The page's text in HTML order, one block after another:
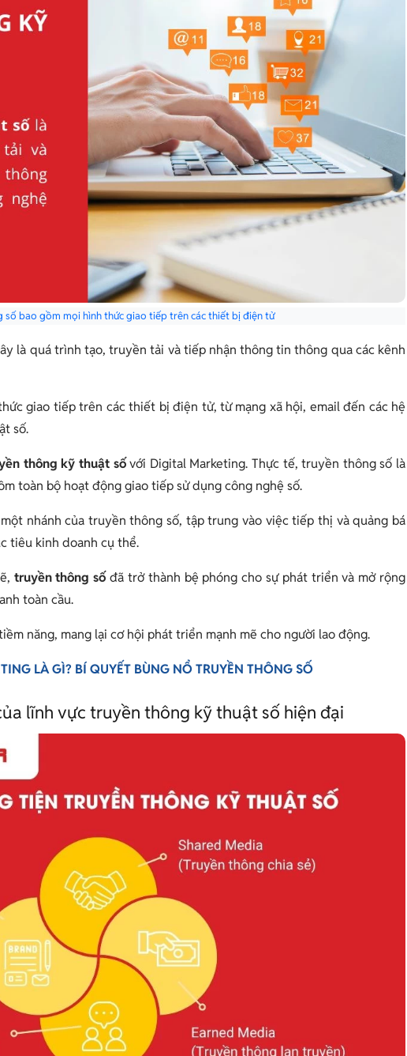
số bao gồm mọi hình thức giao tiếp trên các thiết bị điện tử
là quá trình tạo, truyền tải và tiếp nhận thông tin thông qua các kênh
giao tiếp trên các thiết bị điện tử, từ mạng xã hội, email đến các hệ
số.
thông kỹ thuật sốvới Digital Marketing. Thực tế, truyền thông số là
toàn bộ hoạt động giao tiếp sử dụng công nghệ số.
nhánh của truyền thông số, tập trung vào việc tiếp thị và quảng bá
tiêu kinh doanh cụ thể.
truyền thông sốđã trở thành bệ phóng cho sự phát triển và mở rộng
toàn cầu.
năng, mang lại cơ hội phát triển mạnh mẽ cho người lao động.
LÀ GÌ? BÍ QUYẾT BÙNG NỔ TRUYỀN THÔNG SỐ
lĩnh vực truyền thông kỹ thuật số hiện đại